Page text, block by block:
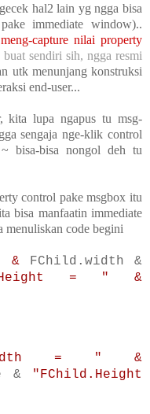
hal2 lain yg ngga bisa
immediate window)..
capture nilai property
sendiri sih, ngga resmi
utk menunjang konstruksi
end-user...
kita lupa ngapus tu msg-
sengaja nge-klik control
bisa-bisa nongol deh tu
control pake msgbox itu
bisa manfaatin immediate
code begini
& FChild.width &
= " &
= " &
&
"FChild.Height